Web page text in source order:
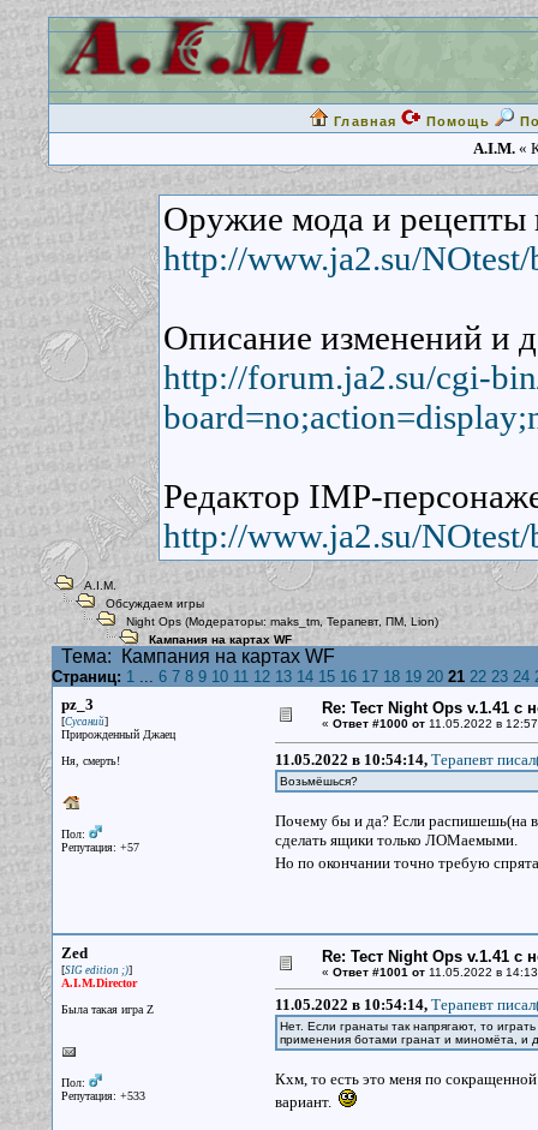
Главная Помощь
A.I.M.«
Оружие мода и рецепты
http://www.ja2.su/NOtest/
Описание изменений и
http://forum.ja2.su/cgi-
Редактор IMP-
http://www.ja2.su/
A.I.M.
Обсуждаем игры
Night Ops (Модераторы: maks_tm, Терапевт, ПМ,Lion)
Кампания на картах WF
Тема: Кампания на картах WF
Страниц: 1... 6 7 8 9 10 11 12 13 14 15 16 17 18 19 20 21 22 23 24
pz_3
[Сусаний]
Прирожденный Джаец
Ня, смерть!
Пол:
Репутация: +57
Re: Тест Night Ops v.1.41 с
« Ответ #1000 от11.05.2022 в
11.05.2022 в 10:54:14, Терапевт
Возьмёшься?
Почему бы и да? Если распишешь(на
сделать ящики только ЛОМаемыми.
Но по окончании точно требую
Zed
[SIG edition ;)]
A.I.M.Director
Была такая игра Z
Пол:
Репутация: +533
Re: Тест Night Ops v.1.41 с
« Ответ #1001 от11.05.2022 в
11.05.2022 в 10:54:14, Терапевт
Нет. Если гранаты так напрягают, то
применения ботами гранат и миномёта, и
Кхм, то есть это меня по
вариант.